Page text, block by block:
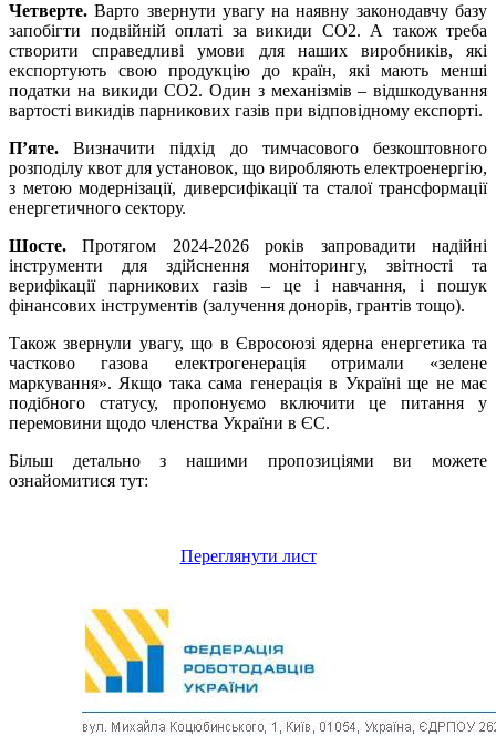
Четверте. Варто звернути увагу на наявну законодавчу базу
запобігти подвійній оплаті за викиди СО2. А також треба
створити справедливі умови для наших виробників, які
експортують свою продукцію до країн, які мають менші
податки на викиди СО2. Один з механізмів – відшкодування
вартості викидів парникових газів при відповідному експорті.
П’яте. Визначити підхід до тимчасового безкоштовного
розподілу квот для установок, що виробляють електроенергію,
з метою модернізації, диверсифікації та сталої трансформації
енергетичного сектору.
Шосте. Протягом 2024-2026 років запровадити надійні
інструменти для здійснення моніторингу, звітності та
верифікації парникових газів – це і навчання, і пошук
фінансових інструментів (залучення донорів, грантів тощо).
Також звернули увагу, що в Євросоюзі ядерна енергетика та
частково газова електрогенерація отримали «зелене
маркування». Якщо така сама генерація в Україні ще не має
подібного статусу, пропонуємо включити це питання у
перемовини щодо членства України в ЄС.
Більш детально з нашими пропозиціями ви можете
ознайомитися тут:
Переглянути лист